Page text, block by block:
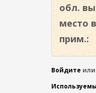
обл.
место
прим.:
Войдите или